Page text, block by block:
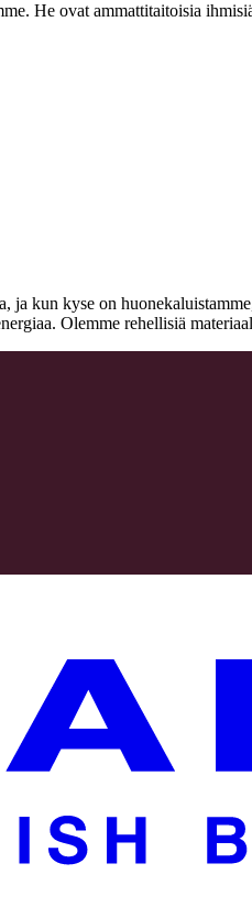
He ovat ammattitaitoisia
ja kun kyse on
Olemme rehellisiä